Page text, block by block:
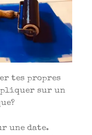
tes propres
sur un
une date.